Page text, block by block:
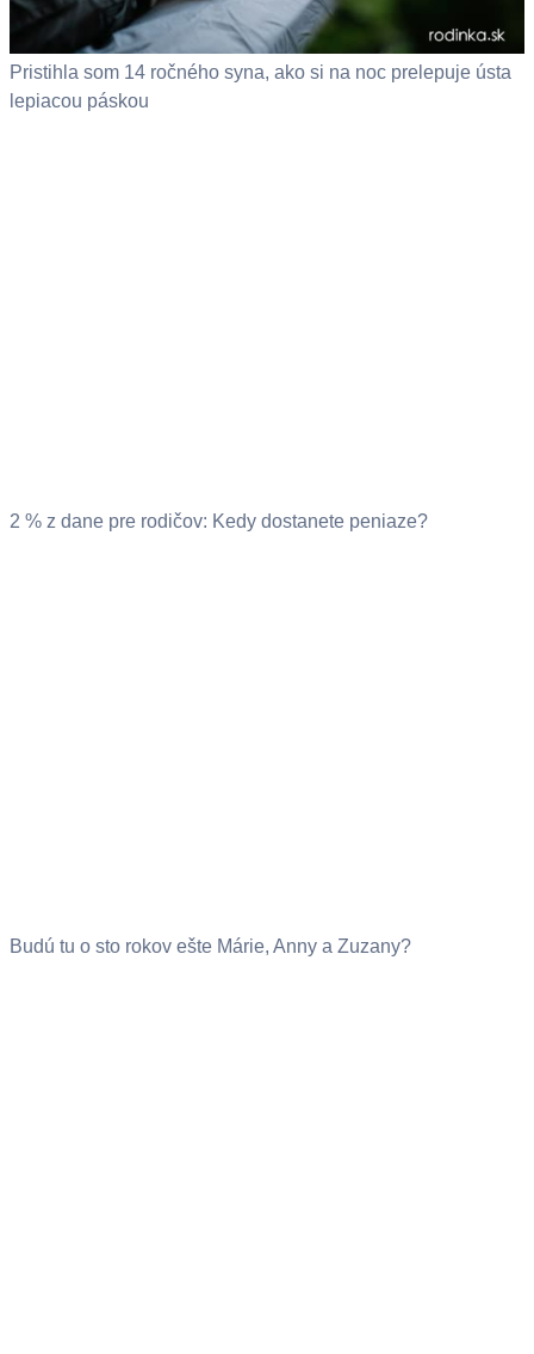
Pristihla som 14 ročného syna, ako si na noc prelepuje ústa
lepiacou páskou
2 % z dane pre rodičov: Kedy dostanete peniaze?
Budú tu o sto rokov ešte Márie, Anny a Zuzany?